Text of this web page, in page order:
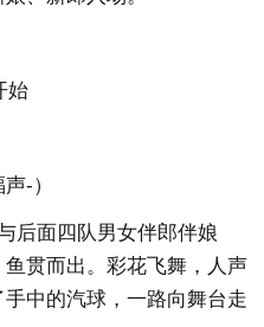
始
-）
后面四队男女伴郎伴娘
鱼贯而出。彩花飞舞，人声
中的汽球，一路向舞台走